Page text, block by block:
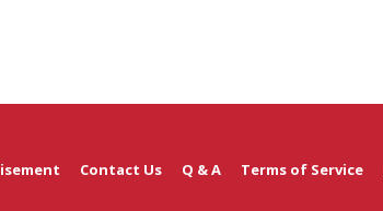
Contact Us Q & A Terms of Service